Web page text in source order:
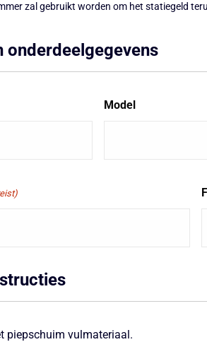
zal gebruikt worden om het statiegeld
onderdeelgegevens
Model
piepschuim vulmateriaal.